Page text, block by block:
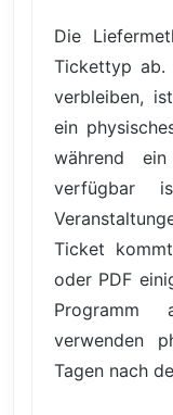
Die
Tickettyp ab.
verbleiben,
ein
während
verfügbar
Ticket
oder PDF
Programm
verwenden
Tagen nach